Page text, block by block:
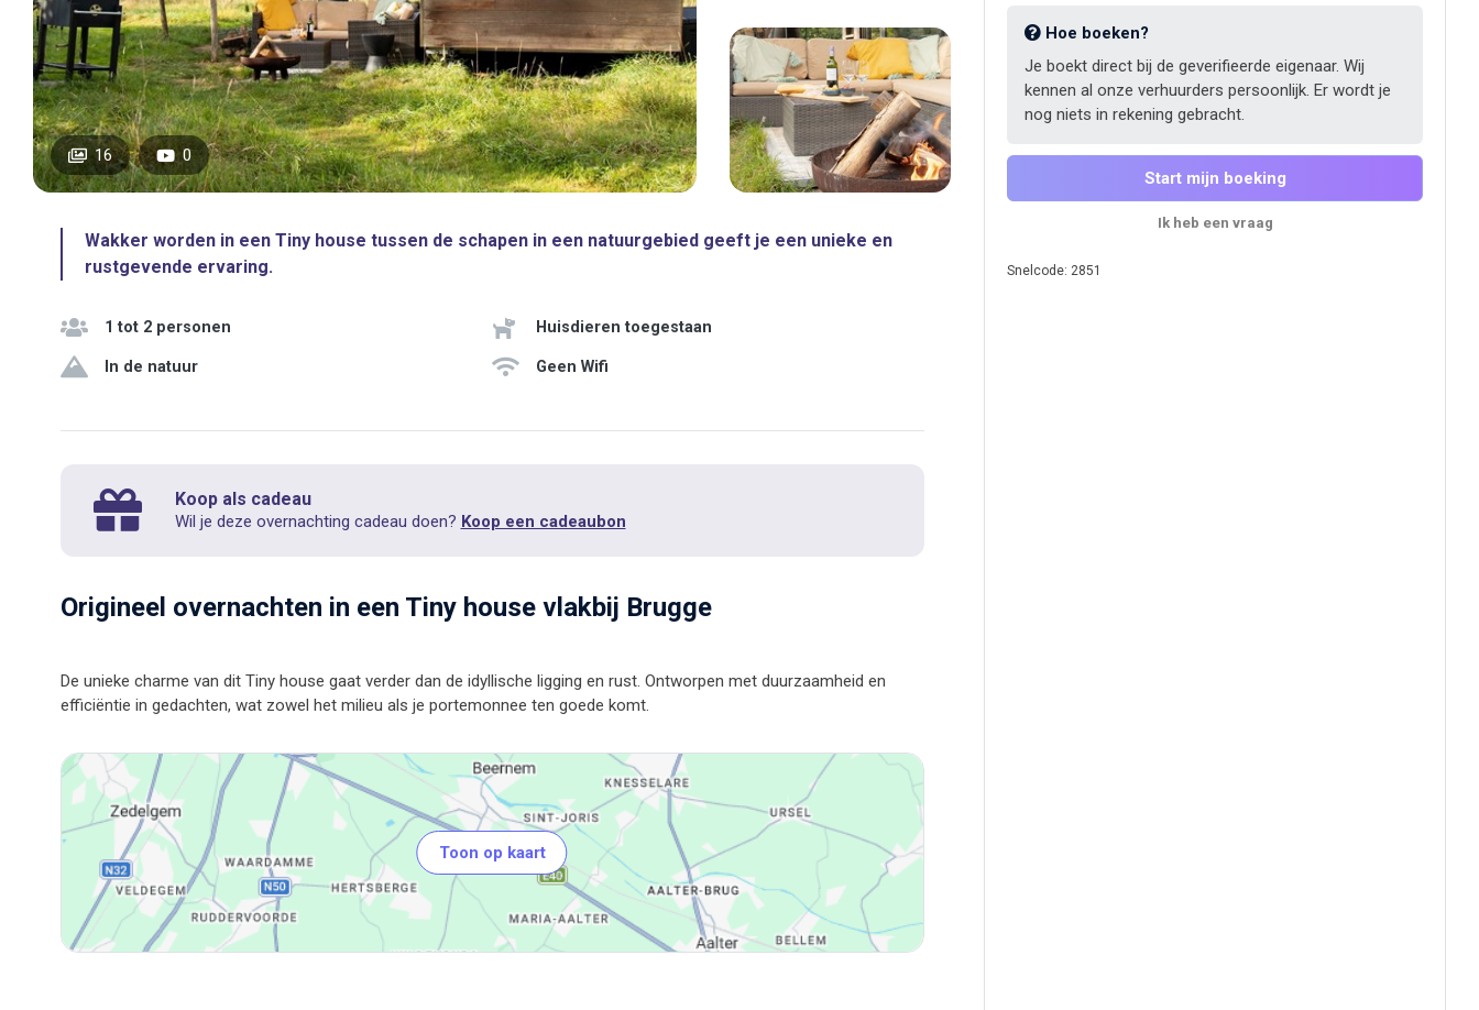
16 0
Wakker worden in een Tiny house tussen de schapen in een natuurgebied geeft je een unieke en
rustgevende ervaring.
1 tot 2 personen Huisdieren toegestaan
In de natuur Geen Wifi
Koop als cadeau
Wil je deze overnachting cadeau doen? Koop een cadeaubon
Origineel overnachten in een Tiny house vlakbij Brugge
De unieke charme van dit Tiny house gaat verder dan de idyllische ligging en rust. Ontworpen met duurzaamheid en
Toon op kaart
Hoe boeken?
Je boekt direct bij de geverifieerde eigenaar. Wij
kennen al onze verhuurders persoonlijk. Er wordt je
nog niets in rekening gebracht.
Start mijn boeking
Ik heb een vraag
Snelcode: 2851